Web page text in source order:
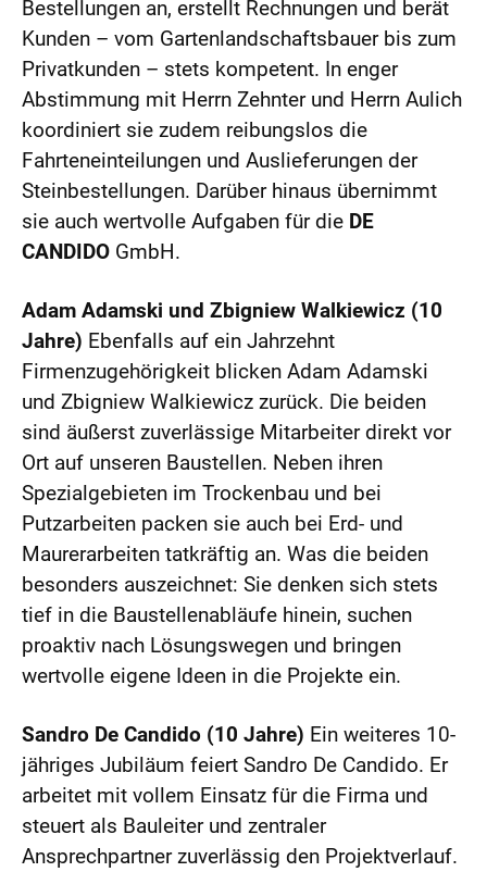
Bestellungen an, erstellt Rechnungen und berät
Kunden – vom Gartenlandschaftsbauer bis zum
Privatkunden – stets kompetent. In enger
Abstimmung mit Herrn Zehnter und Herrn Aulich
koordiniert sie zudem reibungslos die
Fahrteneinteilungen und Auslieferungen der
Steinbestellungen. Darüber hinaus übernimmt
sie auch wertvolle Aufgaben für die DE
CANDIDO GmbH.
Adam Adamski und Zbigniew Walkiewicz (10
Jahre) Ebenfalls auf ein Jahrzehnt
Firmenzugehörigkeit blicken Adam Adamski
und Zbigniew Walkiewicz zurück. Die beiden
sind äußerst zuverlässige Mitarbeiter direkt vor
Ort auf unseren Baustellen. Neben ihren
Spezialgebieten im Trockenbau und bei
Putzarbeiten packen sie auch bei Erd- und
Maurerarbeiten tatkräftig an. Was die beiden
besonders auszeichnet: Sie denken sich stets
tief in die Baustellenabläufe hinein, suchen
proaktiv nach Lösungswegen und bringen
wertvolle eigene Ideen in die Projekte ein.
Sandro De Candido (10 Jahre) Ein weiteres 10-
jähriges Jubiläum feiert Sandro De Candido. Er
arbeitet mit vollem Einsatz für die Firma und
steuert als Bauleiter und zentraler
Ansprechpartner zuverlässig den Projektverlauf.